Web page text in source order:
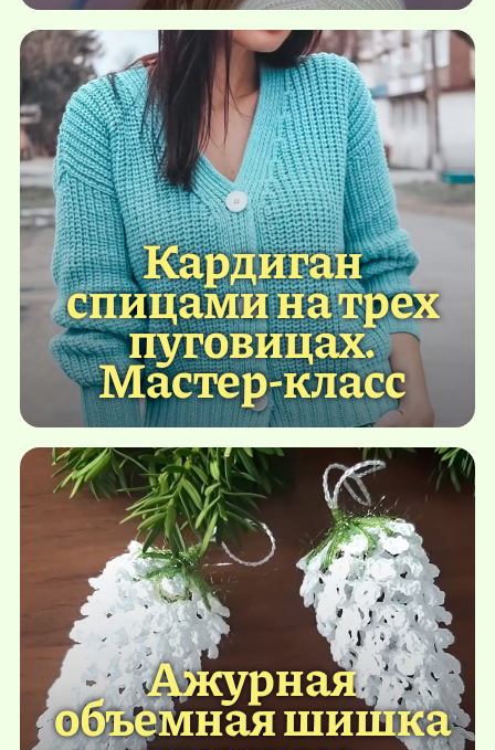
Кардиган
спицами на трех
пуговицах.
Мастер-класс
Ажурная
объемная шишка